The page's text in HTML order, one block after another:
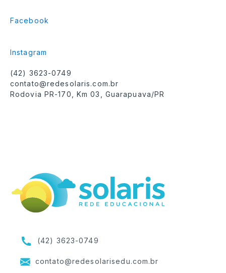
Facebook
Instagram
(42) 3623-0749
contato@redesolaris.com.br
Rodovia PR-170, Km 03, Guarapuava/PR
(42) 3623-0749
contato@redesolarisedu.com.br